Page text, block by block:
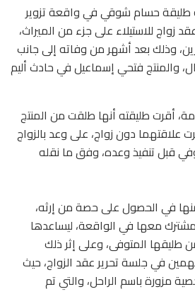
حسام شوقي في واقعة تزوير
للاستيلاء على جزء من الميراث،
وذلك بعد أشهر من وفاته إلى جانب
والمنتج فتحي إسماعيل في حادث أليم
أقرت طليقته أنها طلقت من المنتج
واستمرت علاقتهما دون زواج، على وعد بالزواج
قبل تنفيذ وعده، وفق ما نقله
في الحصول على حصة من إرثه،
معها في الواقعة، ليساعدها
طليقها المتوفى، وعلى إثر ذلك
في جلسة تحرير عقد الزواج، حيث
مزورة باسم الراحل، والتي تم